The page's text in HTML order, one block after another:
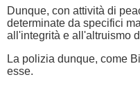
Dunque, con attività di
determinate da specifici
all'integrità e all'altruismo
La polizia dunque, come
esse.